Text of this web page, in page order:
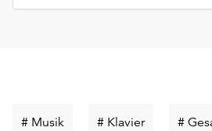
# Musik Schlüsselwort
# Klavier #